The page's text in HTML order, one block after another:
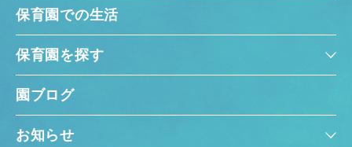
保育園での生活
保育園を探す
園ブログ
お知らせ